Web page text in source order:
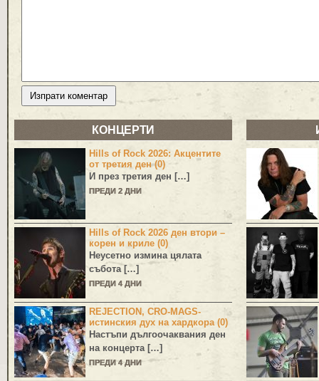
КОНЦЕРТИ
Hills of Rock 2026: Акцентите
от третия ден (0)
И през третия ден […]
ПРЕДИ 2 ДНИ
Hills of Rock 2026 ден втори –
корен и криле (0)
Неусетно измина цялата
събота […]
ПРЕДИ 4 ДНИ
REJECTION, CRO-MAGS-
истинския дух на хардкора (0)
Настъпи дългоочаквания ден
на концерта […]
ПРЕДИ 4 ДНИ